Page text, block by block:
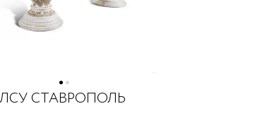
СТАВРОПОЛЬ